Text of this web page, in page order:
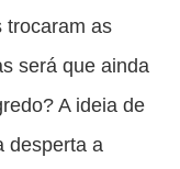
trocaram as
será que ainda
A ideia de
desperta a